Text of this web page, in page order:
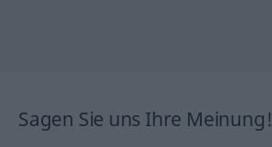
Sagen Sie uns Ihre Meinung!